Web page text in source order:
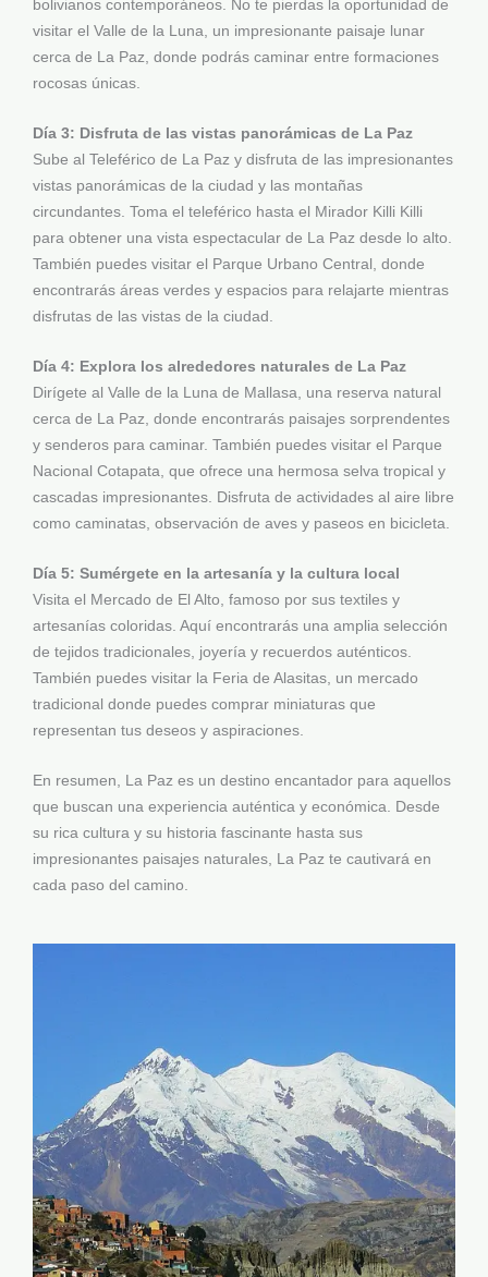
bolivianos contemporáneos. No te pierdas la oportunidad de
visitar el Valle de la Luna, un impresionante paisaje lunar
cerca de La Paz, donde podrás caminar entre formaciones
rocosas únicas.
Día 3: Disfruta de las vistas panorámicas de La Paz
Sube al Teleférico de La Paz y disfruta de las impresionantes
vistas panorámicas de la ciudad y las montañas
circundantes. Toma el teleférico hasta el Mirador Killi Killi
para obtener una vista espectacular de La Paz desde lo alto.
También puedes visitar el Parque Urbano Central, donde
encontrarás áreas verdes y espacios para relajarte mientras
disfrutas de las vistas de la ciudad.
Día 4: Explora los alrededores naturales de La Paz
Dirígete al Valle de la Luna de Mallasa, una reserva natural
cerca de La Paz, donde encontrarás paisajes sorprendentes
y senderos para caminar. También puedes visitar el Parque
Nacional Cotapata, que ofrece una hermosa selva tropical y
cascadas impresionantes. Disfruta de actividades al aire libre
como caminatas, observación de aves y paseos en bicicleta.
Día 5: Sumérgete en la artesanía y la cultura local
Visita el Mercado de El Alto, famoso por sus textiles y
artesanías coloridas. Aquí encontrarás una amplia selección
de tejidos tradicionales, joyería y recuerdos auténticos.
También puedes visitar la Feria de Alasitas, un mercado
tradicional donde puedes comprar miniaturas que
representan tus deseos y aspiraciones.
En resumen, La Paz es un destino encantador para aquellos
que buscan una experiencia auténtica y económica. Desde
su rica cultura y su historia fascinante hasta sus
impresionantes paisajes naturales, La Paz te cautivará en
cada paso del camino.